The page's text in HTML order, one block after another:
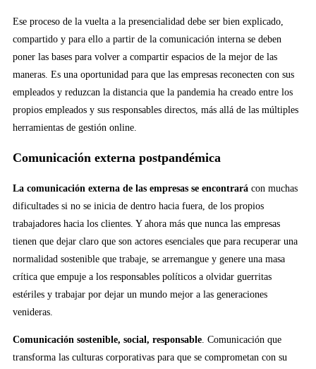
Ese proceso de la vuelta a la presencialidad debe ser bien explicado,
compartido y para ello a partir de la comunicación interna se deben
poner las bases para volver a compartir espacios de la mejor de las
maneras. Es una oportunidad para que las empresas reconecten con sus
empleados y reduzcan la distancia que la pandemia ha creado entre los
propios empleados y sus responsables directos, más allá de las múltiples
herramientas de gestión online.
Comunicación externa postpandémica
La comunicación externa de las empresas se encontrará con muchas
dificultades si no se inicia de dentro hacia fuera, de los propios
trabajadores hacia los clientes. Y ahora más que nunca las empresas
tienen que dejar claro que son actores esenciales que para recuperar una
normalidad sostenible que trabaje, se arremangue y genere una masa
crítica que empuje a los responsables políticos a olvidar guerritas
estériles y trabajar por dejar un mundo mejor a las generaciones
venideras.
Comunicación sostenible, social, responsable. Comunicación que
transforma las culturas corporativas para que se comprometan con su